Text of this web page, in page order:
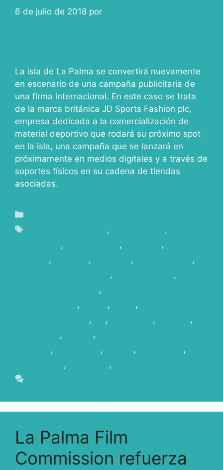
6 de julio de 2018 por
La isla de La Palma se convertirá nuevamente
en escenario de una campaña publicitaria de
una firma internacional. En este caso se trata
de la marca británica JD Sports Fashion plc,
empresa dedicada a la comercialización de
material deportivo que rodará su próximo spot
en la isla, una campaña que se lanzará en
próximamente en medios digitales y a través de
soportes físicos en su cadena de tiendas
asociadas.
,
,
, , ,
, , , ,
,
,
,
, ,
,
, , ,
,
, ,
, , , ,
, ,
La Palma Film
Commission refuerza